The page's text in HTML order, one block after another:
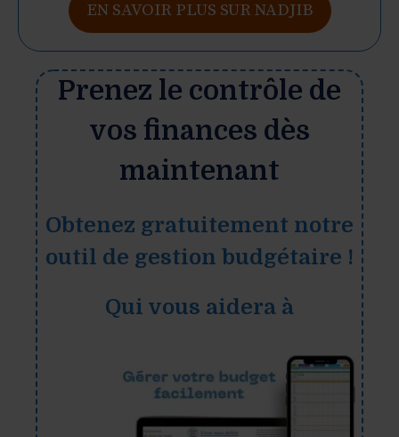
EN SAVOIR PLUS SUR NADJIB
Prenez le contrôle de
vos finances dès
maintenant
Obtenez gratuitement notre
outil de gestion budgétaire !
Qui vous aidera à